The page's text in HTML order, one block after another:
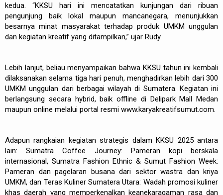
kedua. “KKSU hari ini mencatatkan kunjungan dari ribuan
pengunjung baik lokal maupun mancanegara, menunjukkan
besarnya minat masyarakat terhadap produk UMKM unggulan
dan kegiatan kreatif yang ditampilkan,” ujar Rudy.
Lebih lanjut, beliau menyampaikan bahwa KKSU tahun ini kembali
dilaksanakan selama tiga hari penuh, menghadirkan lebih dari 300
UMKM unggulan dari berbagai wilayah di Sumatera. Kegiatan ini
berlangsung secara hybrid, baik offline di Delipark Mall Medan
maupun online melalui portal resmi www.karyakreatifsumut.com.
Adapun rangkaian kegiatan strategis dalam KKSU 2025 antara
lain: Sumatra Coffee Journey: Pameran kopi berskala
internasional, Sumatra Fashion Ethnic & Sumut Fashion Week:
Pameran dan pagelaran busana dari sektor wastra dan kriya
UMKM, dan Teras Kuliner Sumatera Utara: Wadah promosi kuliner
khas daerah yang memperkenalkan keanekaragaman rasa dan